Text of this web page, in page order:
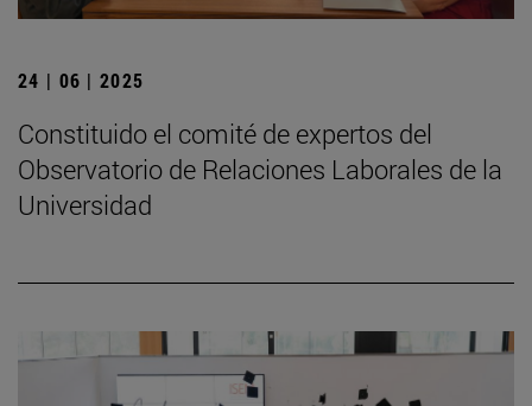
24 | 06 | 2025
Constituido el comité de expertos del
Observatorio de Relaciones Laborales de la
Universidad